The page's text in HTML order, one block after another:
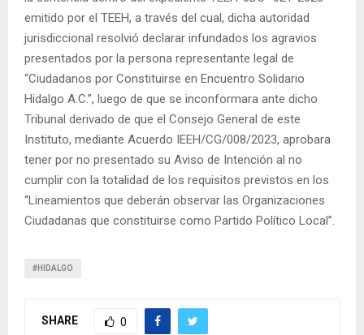
emitido por el TEEH, a través del cual, dicha autoridad
jurisdiccional resolvió declarar infundados los agravios
presentados por la persona representante legal de
“Ciudadanos por Constituirse en Encuentro Solidario
Hidalgo A.C.”, luego de que se inconformara ante dicho
Tribunal derivado de que el Consejo General de este
Instituto, mediante Acuerdo IEEH/CG/008/2023, aprobara
tener por no presentado su Aviso de Intención al no
cumplir con la totalidad de los requisitos previstos en los
“Lineamientos que deberán observar las Organizaciones
Ciudadanas que constituirse como Partido Político Local”.
#HIDALGO
SHARE 0